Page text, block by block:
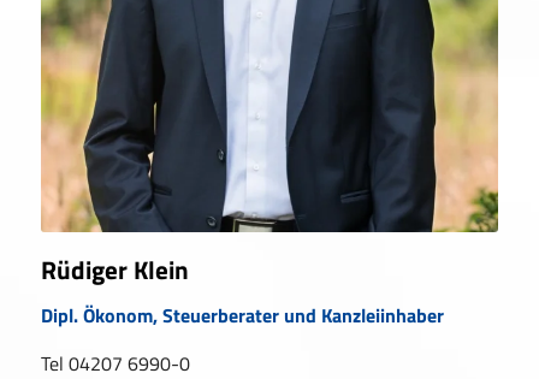
Rüdiger Klein
Dipl. Ökonom, Steuerberater und Kanzleiinhaber
Tel 04207 6990-0